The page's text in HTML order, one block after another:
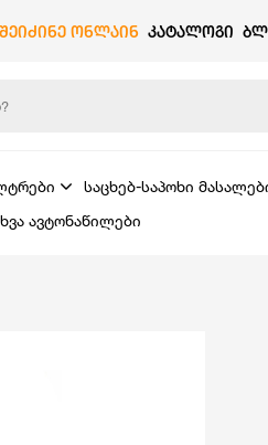
ᲨᲔᲘᲫᲘᲜᲔ ᲝᲜᲚᲐᲘᲜ ᲙᲐᲢᲐᲚᲝᲒᲘ
საცხებ-საპოხი
ავტონაწილები